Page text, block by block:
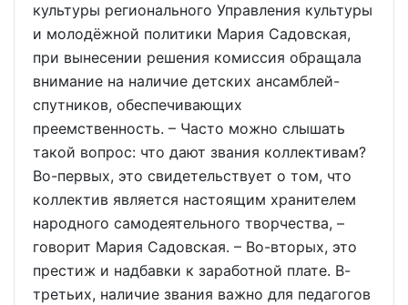
культуры регионального Управления культуры
и молодёжной политики Мария Садовская,
при вынесении решения комиссия обращала
внимание на наличие детских ансамблей-
спутников, обеспечивающих
преемственность. – Часто можно слышать
такой вопрос: что дают звания коллективам?
Во-первых, это свидетельствует о том, что
коллектив является настоящим хранителем
народного самодеятельного творчества, –
говорит Мария Садовская. – Во-вторых, это
престиж и надбавки к заработной плате. В-
третьих, наличие звания важно для педагогов